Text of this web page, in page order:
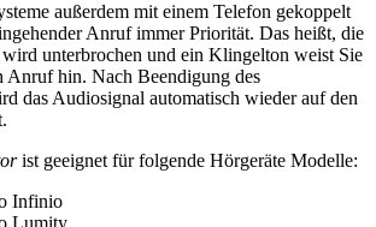
außerdem mit einem Telefon gekoppelt
Anruf immer Priorität. Das heißt, die
wird unterbrochen und ein Klingelton weist Sie
Anruf hin. Nach Beendigung des
das Audiosignal automatisch wieder auf den
ist geeignet für folgende Hörgeräte Modelle:
Infinio